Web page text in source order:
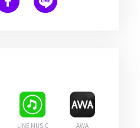
LINE MUSIC AWA